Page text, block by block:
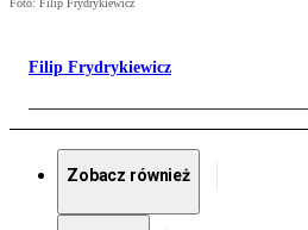
Foto: Filip Frydrykiewicz
Filip Frydrykiewicz
Zobacz również